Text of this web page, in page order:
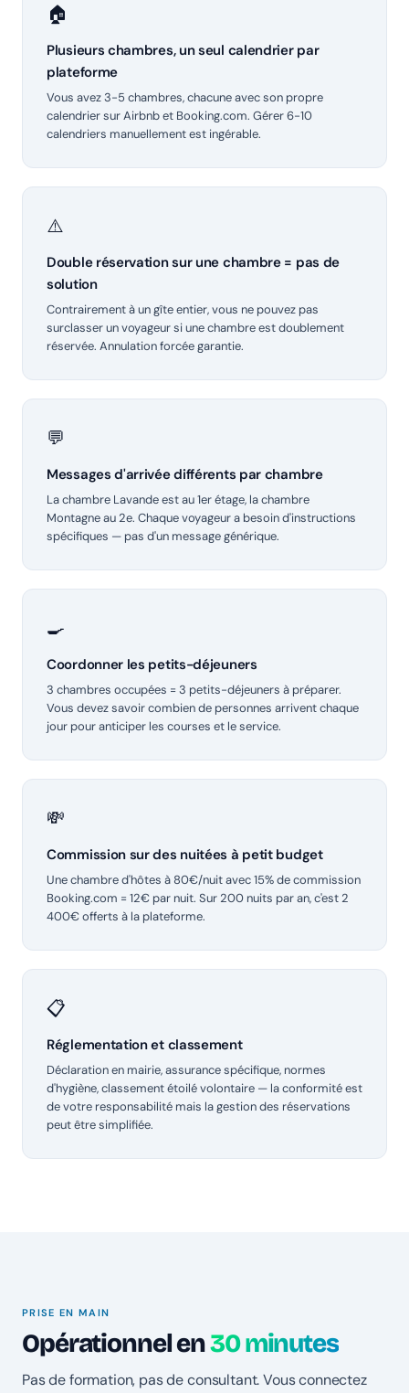
🏠
Plusieurs chambres, un seul calendrier par
plateforme
Vous avez 3-5 chambres, chacune avec son propre
calendrier sur Airbnb et Booking.com. Gérer 6-10
calendriers manuellement est ingérable.
⚠️
Double réservation sur une chambre = pas de
solution
Contrairement à un gîte entier, vous ne pouvez pas
surclasser un voyageur si une chambre est doublement
réservée. Annulation forcée garantie.
💬
Messages d'arrivée différents par chambre
La chambre Lavande est au 1er étage, la chambre
Montagne au 2e. Chaque voyageur a besoin d'instructions
spécifiques — pas d'un message générique.
🍳
Coordonner les petits-déjeuners
3 chambres occupées = 3 petits-déjeuners à préparer.
Vous devez savoir combien de personnes arrivent chaque
jour pour anticiper les courses et le service.
💸
Commission sur des nuitées à petit budget
Une chambre d'hôtes à 80€/nuit avec 15% de commission
Booking.com = 12€ par nuit. Sur 200 nuits par an, c'est 2
400€ offerts à la plateforme.
📋
Réglementation et classement
Déclaration en mairie, assurance spécifique, normes
d'hygiène, classement étoilé volontaire — la conformité est
de votre responsabilité mais la gestion des réservations
peut être simplifiée.
PRISE EN MAIN
Opérationnel en30 minutes
Pas de formation, pas de consultant. Vous connectez